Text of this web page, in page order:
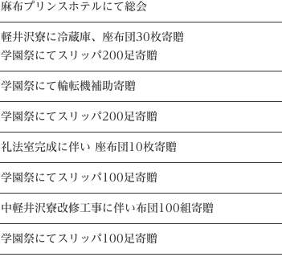
麻布プリンスホテルにて総会
軽井沢寮に冷蔵庫、座布団30枚寄贈
学園祭にてスリッパ200足寄贈
学園祭にて輪転機補助寄贈
学園祭にてスリッパ200足寄贈
礼法室完成に伴い 座布団10枚寄贈
学園祭にてスリッパ100足寄贈
中軽井沢寮改修工事に伴い布団100組寄贈
学園祭にてスリッパ100足寄贈